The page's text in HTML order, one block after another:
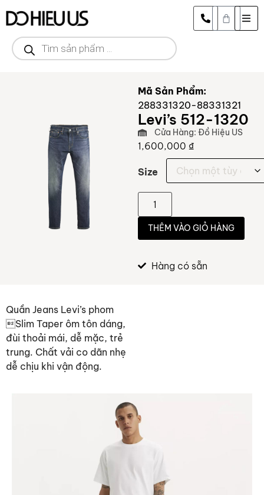
Mã Sản Phẩm:
288331320-88331321
Levi’s 512-1320
Cửa Hàng: Đồ Hiệu US
1,600,000 ₫
Size
THÊM VÀO GIỎ HÀNG
Hàng có sẵn
Quần Jeans Levi’s phom
Slim Taper ôm tôn dáng,
đùi thoải mái, dễ mặc, trẻ
trung. Chất vải co dãn nhẹ
dễ chịu khi vận động.